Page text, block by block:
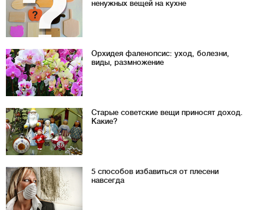
ненужных вещей на кухне
Орхидея фаленопсис: уход, болезни,
виды, размножение
Старые советские вещи приносят доход.
Какие?
5 способов избавиться от плесени
навсегда